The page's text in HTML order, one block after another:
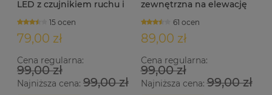
LED z czujnikiem ruchu i
28W
15 ocen
79,00 zł
Cena regularna:
99,00 zł
Najniższa cena: 99,00 zł
zewnętrzna na elewację
61 ocen
89,00 zł
Cena regularna:
99,00 zł
Najniższa cena:99,00 zł